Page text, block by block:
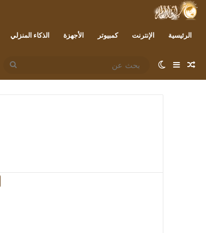
الرئيسية الإنترنت كمبيوتر الأجهزة الذكاء المنزلي
مقال عشوائي
إضافة عمود جانبي
الوضع المظلم
بحث
عن